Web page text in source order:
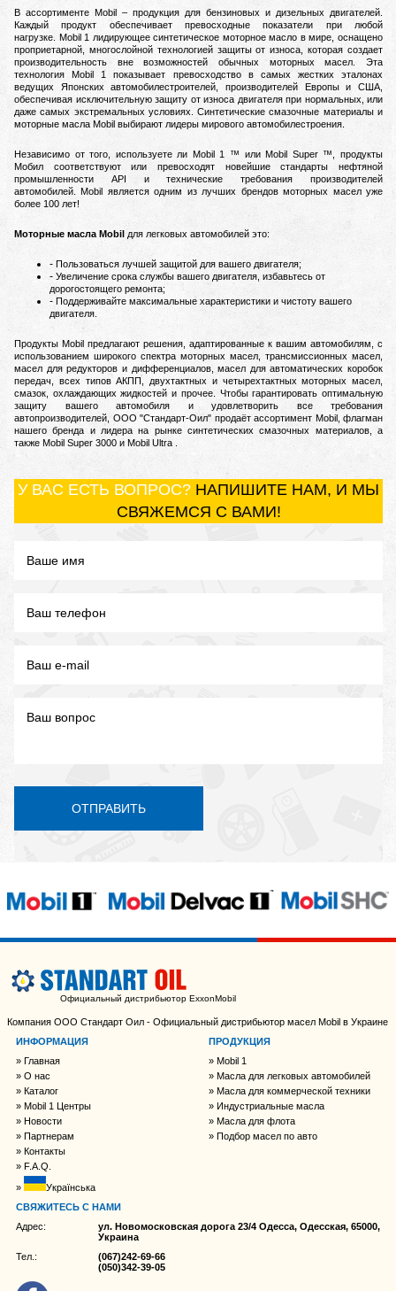
В ассортименте Mobil – продукция для бензиновых и дизельных двигателей.
Каждый продукт обеспечивает превосходные показатели при любой
нагрузке. Mobil 1 лидирующее синтетическое моторное масло в мире, оснащено
проприетарной, многослойной технологией защиты от износа, которая создает
производительность вне возможностей обычных моторных масел. Эта
технология Mobil 1 показывает превосходство в самых жестких эталонах
ведущих Японских автомобилестроителей, производителей Европы и США,
обеспечивая исключительную защиту от износа двигателя при нормальных, или
даже самых экстремальных условиях.Синтетические смазочные материалы и
моторные масла Mobil выбирают лидеры мирового автомобилестроения.
Независимо от того, используете ли Mobil 1 ™ или Mobil Super ™, продукты
Мобил соответствуют или превосходят новейшие стандарты нефтяной
промышленности API и технические требования производителей
автомобилей.Mobil является одним из лучших брендов моторных масел уже
более 100 лет!
Моторные масла Mobil для легковых автомобилей это:
Пользоваться лучшей защитой для вашего двигателя;
Увеличение срока службы вашего двигателя, избавьтесь от
дорогостоящего ремонта;
Поддерживайте максимальные характеристики и чистоту вашего
двигателя.
Продукты Mobil предлагают решения, адаптированные к вашим автомобилям, с
использованием широкого спектра моторных масел, трансмиссионных масел,
масел для редукторов и дифференциалов, масел для автоматических коробок
передач, всех типов АКПП, двухтактных и четырехтактных моторных масел,
смазок, охлаждающих жидкостей и прочее. Чтобы гарантировать оптимальную
защиту вашего автомобиля и удовлетворить все требования
автопроизводителей, ООО "Стандарт-Оил" продаёт ассортимент Mobil, флагман
нашего бренда и лидера на рынке синтетических смазочных материалов, а
также Mobil Super 3000 и Mobil Ultra .
У ВАС ЕСТЬ ВОПРОС? НАПИШИТЕ НАМ, И МЫ
СВЯЖЕМСЯ С ВАМИ!
ОТПРАВИТЬ
Официальный дистрибьютор ExxonMobil
Компания ООО Стандарт Оил - Официальный дистрибьютор масел Mobil в Украине
ИНФОРМАЦИЯ
Главная
О нас
Каталог
Mobil 1 Центры
Новости
Партнерам
Контакты
F.A.Q.
Українська
ПРОДУКЦИЯ
Mobil 1
Масла для легковых автомобилей
Масла для коммерческой техники
Индустриальные масла
Масла для флота
Подбор масел по авто
СВЯЖИТЕСЬ С НАМИ
Адрес:
ул. Новомосковская дорога 23/4 Одесса, Одесская, 65000,
Украина
Тел.:
(067)242-69-66
(050)342-39-05